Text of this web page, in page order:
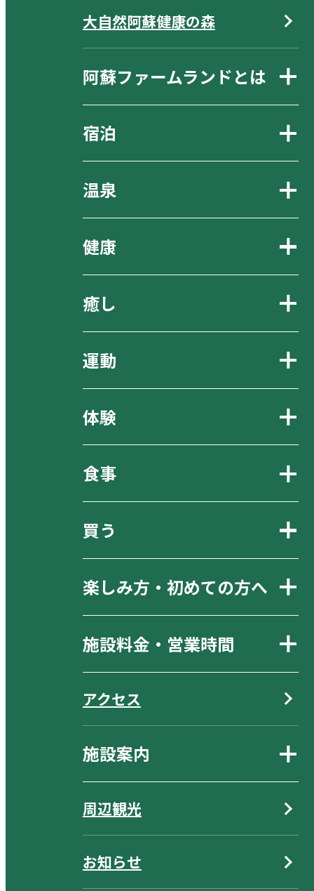
大自然阿蘇健康の森
阿蘇ファームランドとは
宿泊
温泉
健康
癒し
運動
体験
食事
買う
楽しみ方・初めての方へ
施設料金・営業時間
アクセス
施設案内
周辺観光
お知らせ